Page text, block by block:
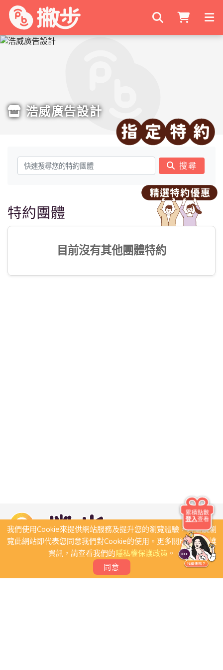
搜尋商家
浩威廣告設計
搜尋
特約團體
目前沒有其他團體特約
我們使用Cookie來提供網站服務及提升您的瀏覽體驗，若繼續瀏
覽此網站即代表您同意我們對Cookie的使用。更多關於隱私保護
資訊，請查看我們的隱私權保護政策。
同意
累積點數
登入查看